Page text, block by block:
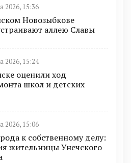
2026, 15:36
Новозыбкове
аллею Славы
2026, 15:24
оценили ход
школ и детских
2026, 15:06
к собственному делу:
жительницы Унечского